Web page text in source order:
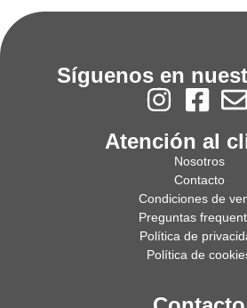
Síguenos en
Atención al
Nosotros
Contacto
Condiciones de
Preguntas
Política de
Política de